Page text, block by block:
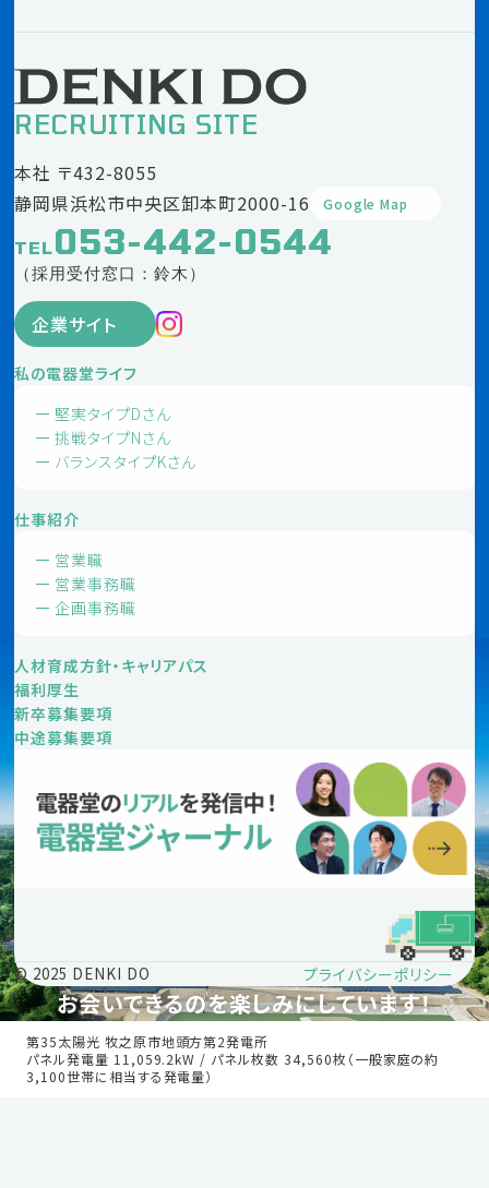
RECRUITING SITE
本社 〒432-8055
静岡県浜松市中央区卸本町2000-16
Google Map
TEL053-442-0544
（採用受付窓口：鈴木）
企業サイト
私の電器堂ライフ
堅実タイプDさん
挑戦タイプNさん
バランスタイプKさん
仕事紹介
営業職
営業事務職
企画事務職
人材育成方針・キャリアパス
福利厚生
新卒募集要項
中途募集要項
© 2025 DENKI DO プライバシーポリシー
お会いできるのを楽しみにしています！
第35太陽光 牧之原市地頭方第2発電所
パネル発電量 11,059.2kW / パネル枚数 34,560枚（一般家庭の約
3,100世帯に相当する発電量）